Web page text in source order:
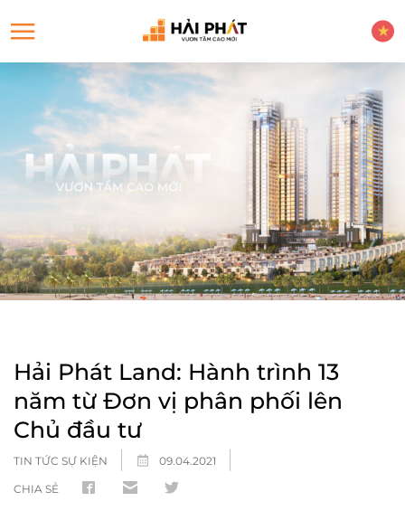
Hải Phát Land: Hành trình 13
năm từ Đơn vị phân phối lên
Chủ đầu tư
TIN TỨC SỰ KIỆN 09.04.2021
CHIA SẺ